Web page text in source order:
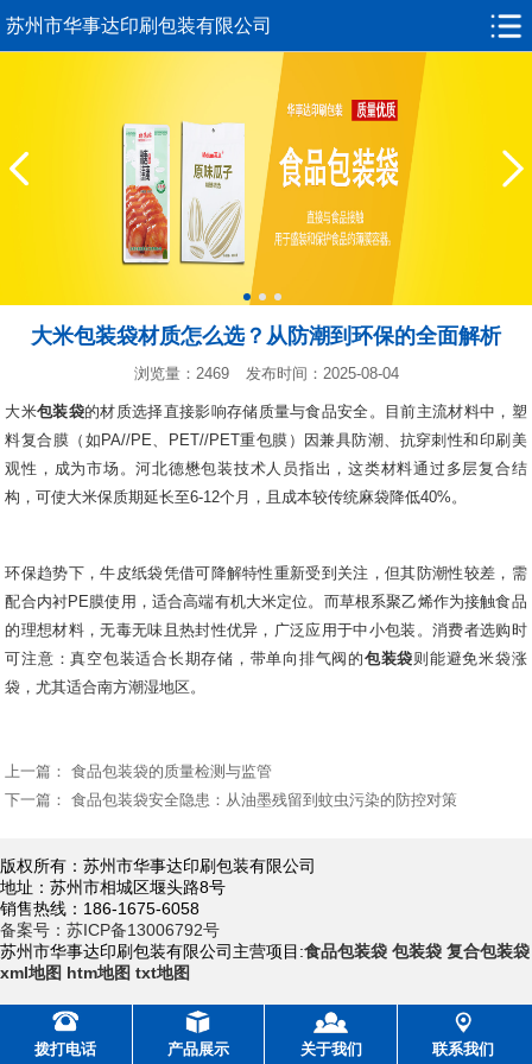
苏州市华事达印刷包装有限公司
大米包装袋材质怎么选？从防潮到环保的全面解析
浏览量：2469 发布时间：2025-08-04
大米包装袋的材质选择直接影响存储质量与食品安全。目前主流材料中，塑
料复合膜（如PA//PE、PET//PET重包膜）因兼具防潮、抗穿刺性和印刷美
观性，成为市场。河北德懋包装技术人员指出，这类材料通过多层复合结
构，可使大米保质期延长至6-12个月，且成本较传统麻袋降低40%。
环保趋势下，牛皮纸袋凭借可降解特性重新受到关注，但其防潮性较差，需
配合内衬PE膜使用，适合高端有机大米定位。而草根系聚乙烯作为接触食品
的理想材料，无毒无味且热封性优异，广泛应用于中小包装。消费者选购时
可注意：真空包装适合长期存储，带单向排气阀的包装袋则能避免米袋涨
袋，尤其适合南方潮湿地区。
上一篇：食品包装袋的质量检测与监管
下一篇：食品包装袋安全隐患：从油墨残留到蚊虫污染的防控对策
版权所有：苏州市华事达印刷包装有限公司
地址：苏州市相城区堰头路8号
销售热线：186-1675-6058
备案号：苏ICP备13006792号
苏州市华事达印刷包装有限公司主营项目:食品包装袋 包装袋 复合包装袋
xml地图 htm地图 txt地图
拨打电话 产品展示 关于我们 联系我们